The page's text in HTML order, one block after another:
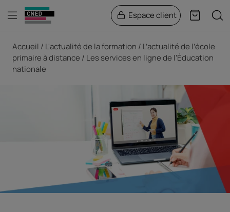
Menu Espace client Panier
Accueil L'actualité de la formation
L’actualité de l’école
primaire à distance
Les services en ligne de l’Éducation
nationale